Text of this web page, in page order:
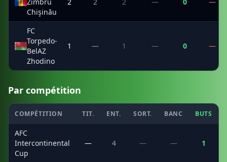
Chişinău
FC
Torpedo-
BelAZ
Zhodino
1 — 1 — 0 —
Par compétition
COMPÉTITION TIT. ENT. SORT. BANC BUTS
AFC
Intercontinental
Cup
— 4 — — 1